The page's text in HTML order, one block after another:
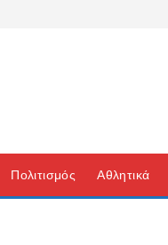
Πολιτισμός Αθλητικά